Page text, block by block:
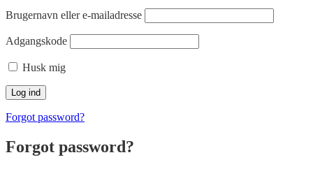
Brugernavn eller e-mailadresse
Adgangskode
Husk mig
Forgot password?
Forgot password?